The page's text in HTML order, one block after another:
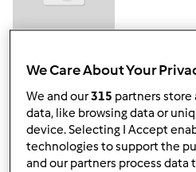
Domenica ho invitato i miei a
al mare
Cosa posso cucinare?? Siamo in
We Care About Your
We and our315 partners store
data, like browsing data or
device. Selecting I Accept
technologies to support the
and our partners process data